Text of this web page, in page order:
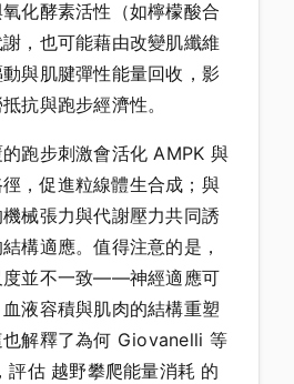
化酵素活性（如檸檬酸合
，也可能藉由改變肌纖維
與肌腱彈性能量回收，影
抗與跑步經濟性。
跑步刺激會活化 AMPK 與
，促進粒線體生合成；與
械張力與代謝壓力共同誘
構適應。值得注意的是，
度並不一致——神經適應可
液容積與肌肉的結構重塑
解釋了為何 Giovanelli 等
評估 越野攀爬能量消耗 的